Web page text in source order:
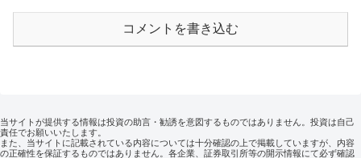
コメントを書き込む
当サイトが提供する情報は投資の助言・勧誘を意図するものではありません。投資は自己
責任でお願いいたします。
また、当サイトに記載されている内容については十分確認の上で掲載していますが、内容
の正確性を保証するものではありません。各企業、証券取引所等の開示情報にて必ず確認